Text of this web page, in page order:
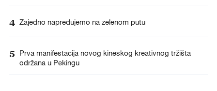
4 Zajedno napredujemo na zelenom putu
5
Prva manifestacija novog kineskog kreativnog tržišta
održana u Pekingu